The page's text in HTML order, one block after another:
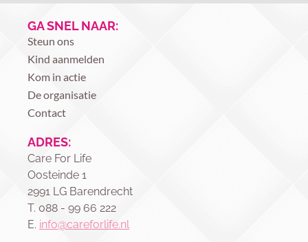
GA SNEL NAAR:
Steun ons
Kind aanmelden
Kom in actie
De organisatie
Contact
ADRES:
Care For Life
Oosteinde 1
2991 LG Barendrecht
T. 088 - 99 66 222
E. info@careforlife.nl